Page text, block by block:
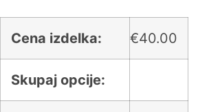
Cena izdelka: €40.00
Skupaj opcije: